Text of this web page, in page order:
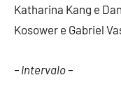
Katharina Kang e
Kosower e Gabriel
– Intervalo –